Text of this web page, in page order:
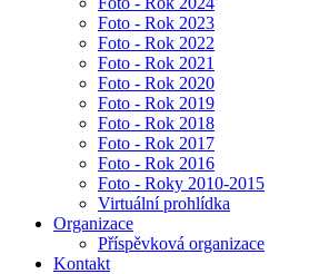
Foto - Rok 2023
Foto - Rok 2022
Foto - Rok 2021
Foto - Rok 2020
Foto - Rok 2019
Foto - Rok 2018
Foto - Rok 2017
Foto - Rok 2016
Foto - Roky 2010-2015
Virtuální prohlídka
Organizace
Příspěvková organizace
Kontakt